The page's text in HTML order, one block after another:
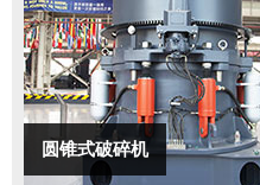
圆锥式破碎机